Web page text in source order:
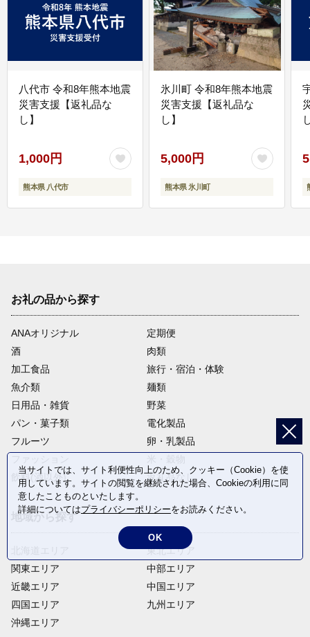
八代市 令和8年熊本地震
災害支援【返礼品な
し】
1,000円
熊本県 八代市
氷川町 令和8年熊本地震
災害支援【返礼品な
し】
5,000円
熊本県 氷川町
お礼の品から探す
ANAオリジナル
定期便
酒
肉類
加工食品
旅行・宿泊・体験
魚介類
麺類
日用品・雑貨
野菜
パン・菓子類
電化製品
フルーツ
卵・乳製品
飲料(酒以外)
返礼品なし
地域から探す
関東エリア
近畿エリア
四国エリア
沖縄エリア
東北エリア
中部エリア
中国エリア
九州エリア
当サイトでは、サイト利便性向上のため、クッキー（Cookie）を使
用しています。サイトの閲覧を継続された場合、Cookieの利用に同
意したことものといたします。
詳細についてはプライバシーポリシーをお読みください。
OK